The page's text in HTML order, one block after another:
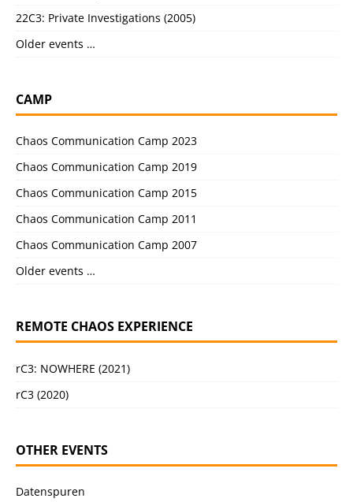
22C3: Private Investigations (2005)
Older events …
CAMP
Chaos Communication Camp 2023
Chaos Communication Camp 2019
Chaos Communication Camp 2015
Chaos Communication Camp 2011
Chaos Communication Camp 2007
Older events …
REMOTE CHAOS EXPERIENCE
rC3: NOWHERE (2021)
rC3 (2020)
OTHER EVENTS
Datenspuren